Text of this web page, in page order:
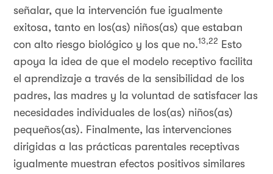
señalar, que la intervención fue igualmente
exitosa, tanto en los(as) niños(as) que estaban
con alto riesgo biológico y los que no.13,22 Esto
apoya la idea de que el modelo receptivo facilita
el aprendizaje a través de la sensibilidad de los
padres, las madres y la voluntad de satisfacer las
necesidades individuales de los(as) niños(as)
pequeños(as). Finalmente, las intervenciones
dirigidas a las prácticas parentales receptivas
igualmente muestran efectos positivos similares